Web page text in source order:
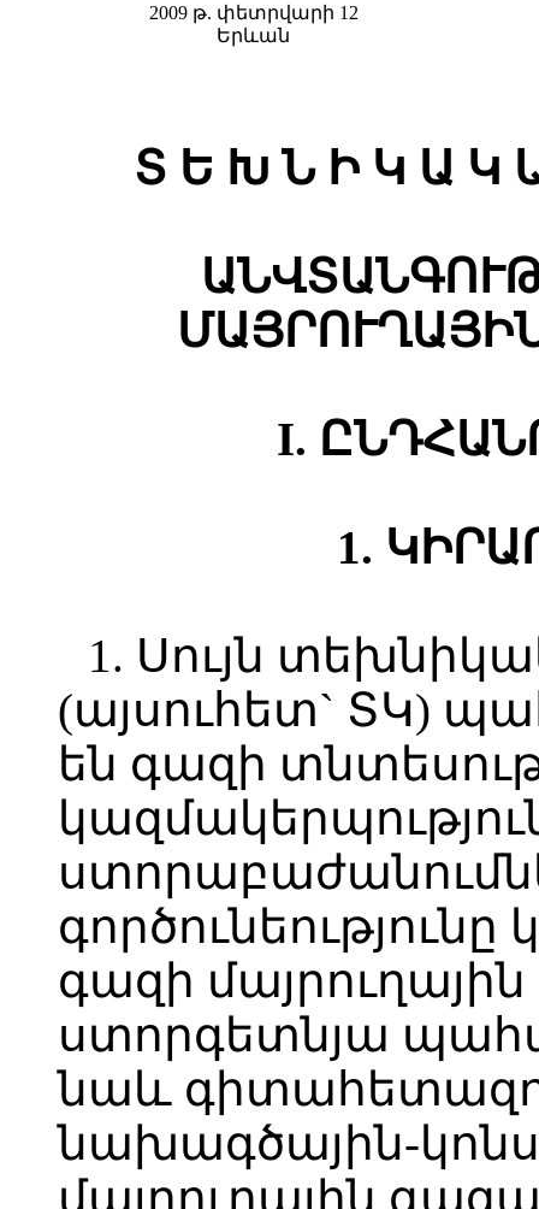
2009 թ. փետրվարի 12
Երևան
Տ Ե Խ Ն Ի Կ Ա Կ
I.
1.
1. Սույն
(այսուհետ` ՏԿ)
են գազի
գազի
ստորգետնյա
նաև
նախագծային-
մայրուղային